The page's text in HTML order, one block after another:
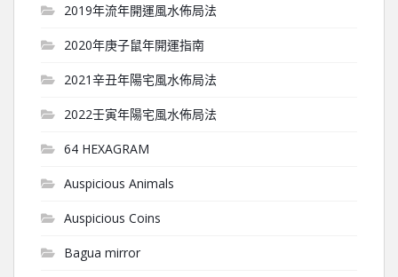
2019年流年開運風水佈局法
2020年庚子鼠年開運指南
2021辛丑年陽宅風水佈局法
2022壬寅年陽宅風水佈局法
64 HEXAGRAM
Auspicious Animals
Auspicious Coins
Bagua mirror